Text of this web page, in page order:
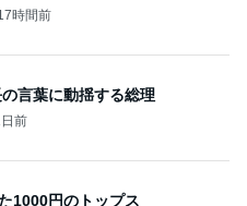
時間前
言葉に動揺する総理
前
1000円のトップス